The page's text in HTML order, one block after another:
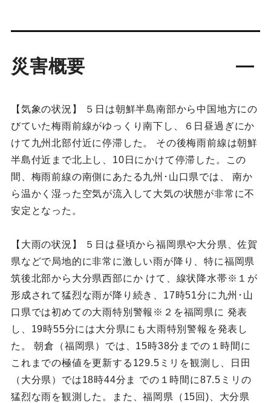
災害概要
【気象の状況】 ５日は朝鮮半島南部から中国地方にの
びていた梅雨前線がゆっくり南下し、６日昼過ぎにか
けて九州北部付近に停滞した。 その後梅雨前線は朝鮮
半島付近まで北上し、10日にかけて停滞した。この
間、梅雨前線の南側にあたる九州･山口県では、 南か
ら温かく湿った空気が流入して大気の状態が非常に不
安定となった。
【大雨の状況】 ５日は昼頃から福岡県や大分県、佐賀
県などで局地的に非常に激しい雨が降り、特に福岡県
筑後北部から大分県西部にか けて、線状降水帯※１が
形成されて猛烈な雨が降り続き、17時51分に九州･山
口県では初めての大雨特別警報※２を福岡県に 発表
し、19時55分には大分県にも大雨特別警報を発表し
た。 朝倉（福岡県）では、15時38分までの１時間に
これまでの極値を更新する129.5ミリを観測し、日田
（大分県）では18時44分ま での１時間に87.5ミリの
猛烈な雨を観測した。また、福岡県（15回)、大分県